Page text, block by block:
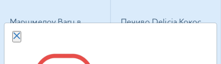
Маршмелоу Baru в
молочному шоколаді
Кранчі Фундук 30 г
грн
Печиво Delicia Кокос